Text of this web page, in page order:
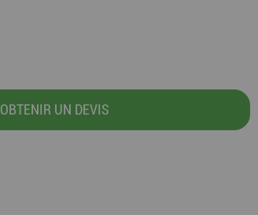
OBTENIR UN DEVIS